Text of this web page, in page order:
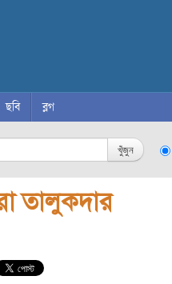
ছবি ব্লগ
খুঁজুন
তালুকদার